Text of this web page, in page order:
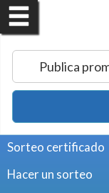
Publica
Sorteo certificado
Hacer un sorteo